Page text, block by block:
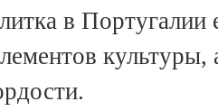
в Португалии
культуры,